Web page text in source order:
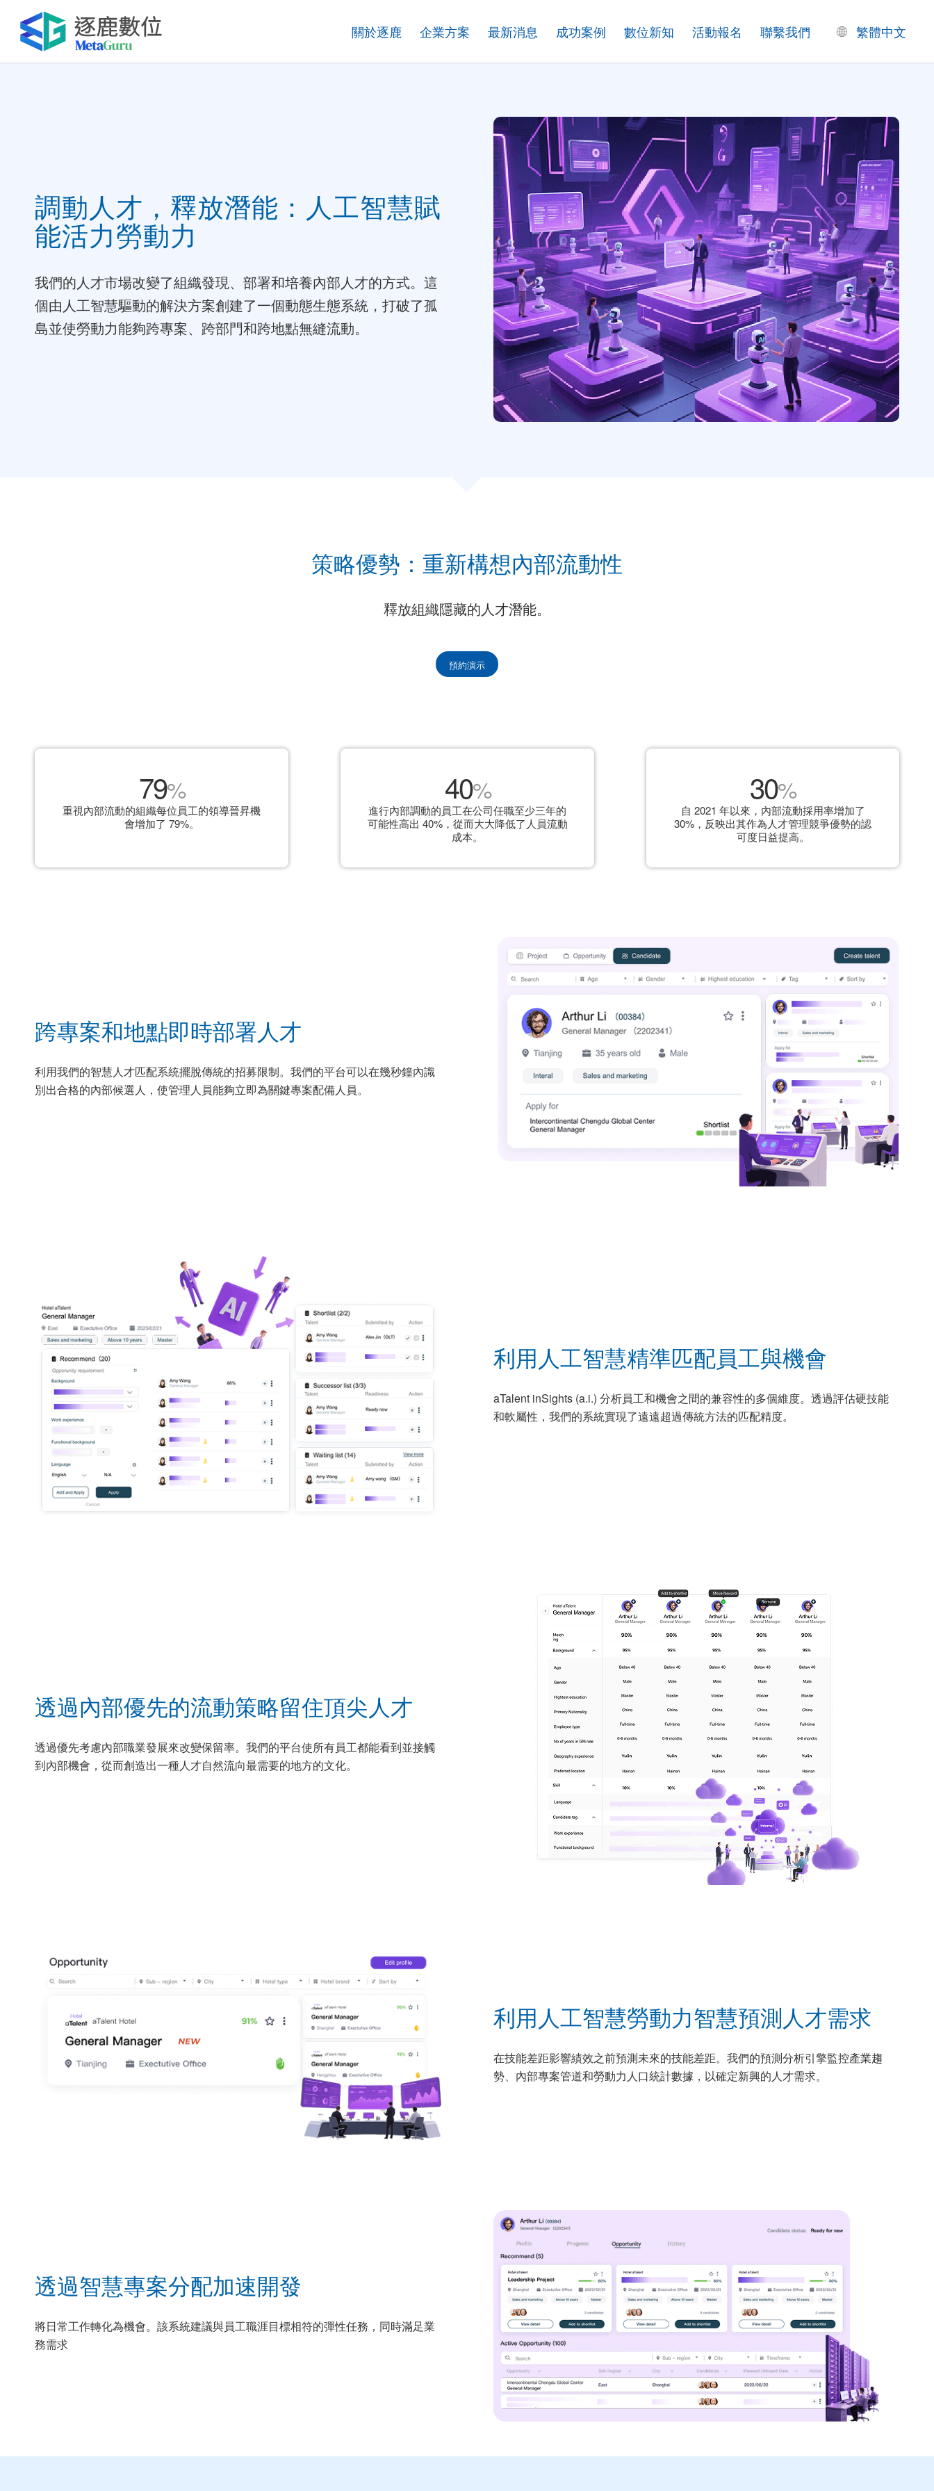
關於逐鹿 企業方案 最新消息 成功案例 數位新知 活動報名 聯繫我們 繁體中文
調動人才，釋放潛能：人工智慧賦
能活力勞動力
我們的人才市場改變了組織發現、部署和培養內部人才的方式。這
個由人工智慧驅動的解決方案創建了一個動態生態系統，打破了孤
島並使勞動力能夠跨專案、跨部門和跨地點無縫流動。
策略優勢：重新構想內部流動性
釋放組織隱藏的人才潛能。
預約演示
79%
重視內部流動的組織每位員工的領導晉昇機
會增加了 79%。
40%
進行內部調動的員工在公司任職至少三年的
可能性高出 40%，從而大大降低了人員流動
成本。
30%
自 2021 年以來，內部流動採用率增加了
30%，反映出其作為人才管理競爭優勢的認
可度日益提高。
跨專案和地點即時部署人才
利用我們的智慧人才匹配系統擺脫傳統的招募限制。我們的平台可以在幾秒鐘內識
別出合格的內部候選人，使管理人員能夠立即為關鍵專案配備人員。
利用人工智慧精準匹配員工與機會
aTalent inSights (a.i.) 分析員工和機會之間的兼容性的多個維度。透過評估硬技能
和軟屬性，我們的系統實現了遠遠超過傳統方法的匹配精度。
透過內部優先的流動策略留住頂尖人才
透過優先考慮內部職業發展來改變保留率。我們的平台使所有員工都能看到並接觸
到內部機會，從而創造出一種人才自然流向最需要的地方的文化。
利用人工智慧勞動力智慧預測人才需求
在技​​能差距影響績效之前預測未來的技能差距。我們的預測分析引擎監控產業趨
勢、內部專案管道和勞動力人口統計數據，以確定新興的人才需求。
透過智慧專案分配加速開發
將日常工作轉化為機會。該系統建議與員工職涯目標相符的彈性任務，同時滿足業
務需求